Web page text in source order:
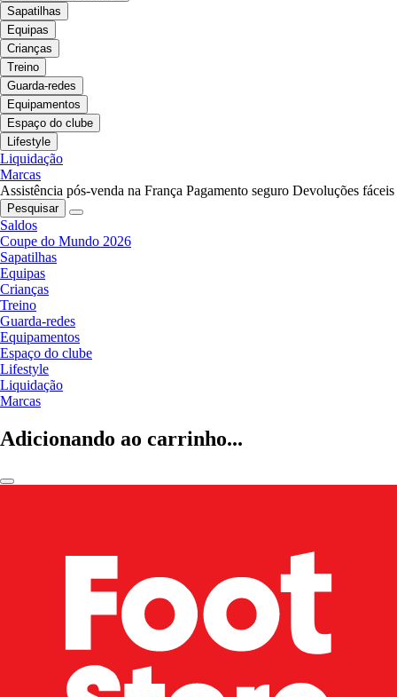
Sapatilhas
Equipas
Crianças
Treino
Guarda-redes
Equipamentos
Espaço do clube
Lifestyle
Liquidação
Marcas
Assistência pós-venda na França Pagamento seguro Devoluções fáceis
Pesquisar
Saldos
Coupe do Mundo 2026
Sapatilhas
Equipas
Crianças
Treino
Guarda-redes
Equipamentos
Espaço do clube
Lifestyle
Liquidação
Marcas
Adicionando ao carrinho...